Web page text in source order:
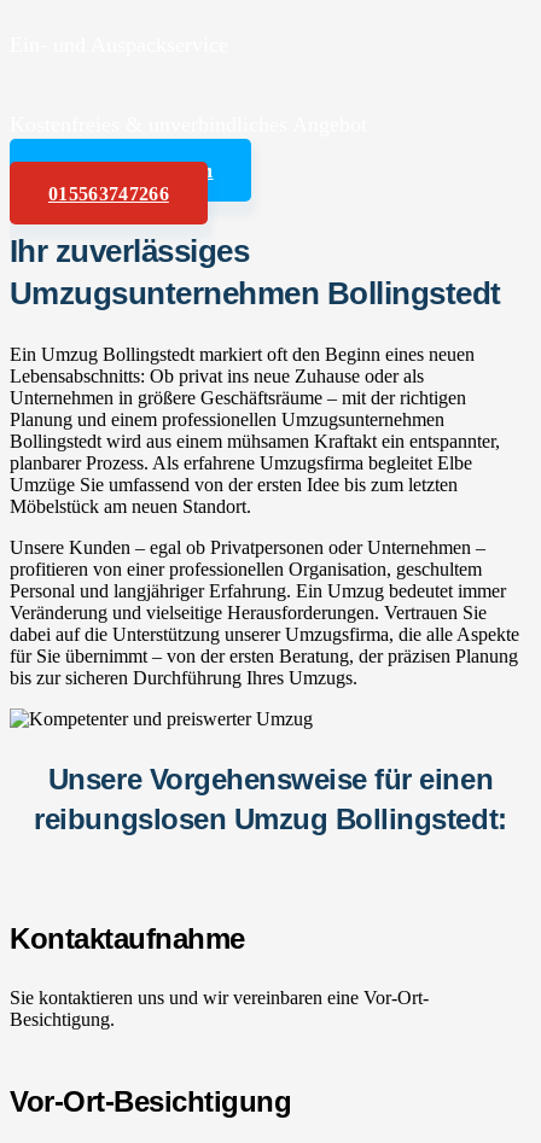
Angebot anfordern
015563747266
Ihr zuverlässiges
Umzugsunternehmen Bollingstedt
Ein Umzug Bollingstedt markiert oft den Beginn eines neuen
Lebensabschnitts: Ob privat ins neue Zuhause oder als
Unternehmen in größere Geschäftsräume – mit der richtigen
Planung und einem professionellen Umzugsunternehmen
Bollingstedt wird aus einem mühsamen Kraftakt ein entspannter,
planbarer Prozess. Als erfahrene Umzugsfirma begleitet Elbe
Umzüge Sie umfassend von der ersten Idee bis zum letzten
Möbelstück am neuen Standort.
Unsere Kunden – egal ob Privatpersonen oder Unternehmen –
profitieren von einer professionellen Organisation, geschultem
Personal und langjähriger Erfahrung. Ein Umzug bedeutet immer
Veränderung und vielseitige Herausforderungen. Vertrauen Sie
dabei auf die Unterstützung unserer Umzugsfirma, die alle Aspekte
für Sie übernimmt – von der ersten Beratung, der präzisen Planung
bis zur sicheren Durchführung Ihres Umzugs.
Unsere Vorgehensweise für einen
reibungslosen Umzug Bollingstedt:
Kontaktaufnahme
Sie kontaktieren uns und wir vereinbaren eine Vor-Ort-
Besichtigung.
Vor-Ort-Besichtigung